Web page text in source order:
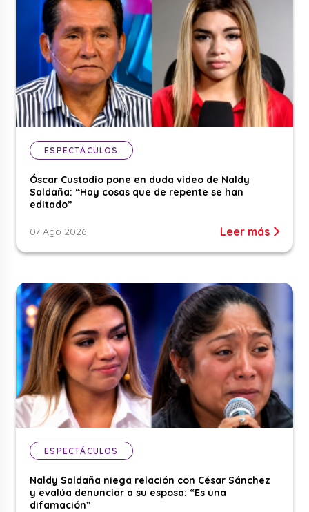
ESPECTÁCULOS
Óscar Custodio pone en duda video de Naldy
Saldaña: “Hay cosas que de repente se han
editado”
07 Ago 2026 Leer más
ESPECTÁCULOS
Naldy Saldaña niega relación con César Sánchez
y evalúa denunciar a su esposa: “Es una
difamación”